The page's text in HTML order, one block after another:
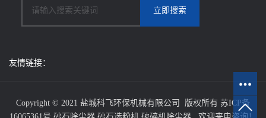
友情链接：
Copyright © 2021 盐城科飞环保机械有限公司 版权所有 苏ICP备